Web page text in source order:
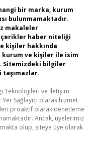
bir marka, kurum
bulunmamaktadır.
makaleler
haber niteliği
kişiler hakkında
kurum ve kişiler ile isim
Sitemizdeki bilgiler
Teknolojileri ve İletişim
Sağlayıcı olarak hizmet
proaktif olarak denetleme
Ancak, üyelerimiz
olup, siteye üye olarak